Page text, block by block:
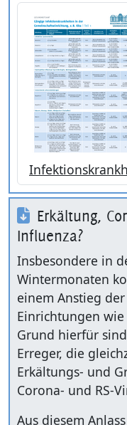
Erkältung,
Influenza?
Insbesondere in
Wintermonaten
einem Anstieg
Einrichtungen
Grund hierfür
Erreger, die
Erkältungs- und
Corona- und RS-
Aus diesem